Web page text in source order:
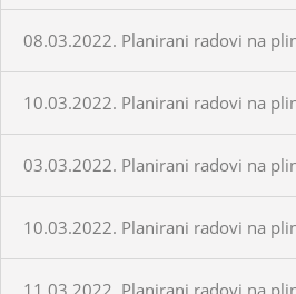
08.03.2022. Planirani radovi na
10.03.2022. Planirani radovi na
03.03.2022. Planirani radovi na
10.03.2022. Planirani radovi na
11.03.2022. Planirani radovi na